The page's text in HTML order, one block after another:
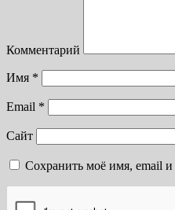
Комментарий
Имя *
Email *
Сайт
Сохранить моё имя, email и